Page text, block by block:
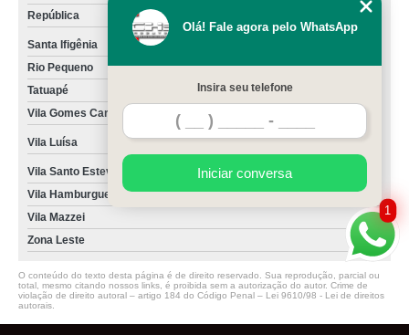
República
Santa Ifigênia
Rio Pequeno
Tatuapé
Vila Gomes Cardim
Vila Lusitana
Vila Luísa Vila Moreira
Vila Santo Estevão
Vila Zilda
Vila Hamburguesa
Vila Leopoldina
Vila Mazzei
Zona Leste
O conteúdo do texto desta página é de direito reservado. Sua reprodução, parcial ou
total, mesmo citando nossos links, é proibida sem a autorização do autor. Crime de
violação de direito autoral – artigo 184 do Código Penal – Lei 9610/98 - Lei de direitos
autorais
1
Olá! Fale agora pelo WhatsApp
Insira seu telefone
Iniciar conversa